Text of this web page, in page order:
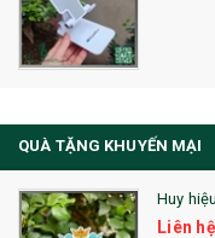
Sổ Sạc Đa Năng
La Fonte
Sổ Lò Xo
QUÀ TẶNG KHUYẾN MẠI
Huy
Liên hệ